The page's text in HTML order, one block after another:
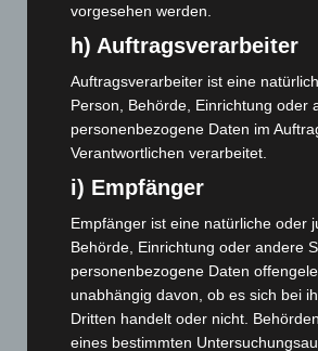
Oktober 2025(112)
September 2025(93)
August 2025(90)
Juli 2025(90)
Juni 2025(103)
Mai 2025(112)
März 2025(111)
Februar 2025(96)
Januar 2025 (88)
Dezember 2024(89)
vorgesehen werden.
h) Auftragsverarbeiter
Auftragsverarbeiter ist eine
Person, Behörde, Einrichtung oder
personenbezogene Daten im
Verantwortlichen verarbeitet.
i) Empfänger
Empfänger ist eine natürliche oder
Behörde, Einrichtung oder andere
personenbezogene Daten
unabhängig davon, ob es sich bei
Dritten handelt oder nicht.
eines bestimmten